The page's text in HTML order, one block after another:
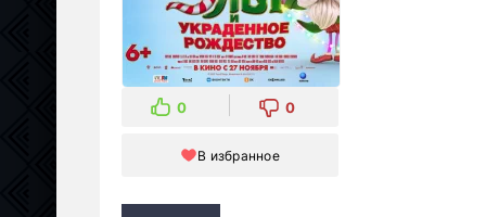
0 0
В избранное